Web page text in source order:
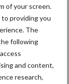
of your screen.
providing you
The
following
and content,
research,
mest